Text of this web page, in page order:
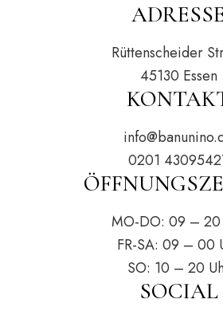
Rüttenscheider
45130 Essen
0201
MO-DO: 09 – 20
FR-SA: 09 – 00
SO: 10 – 20
SOCIAL